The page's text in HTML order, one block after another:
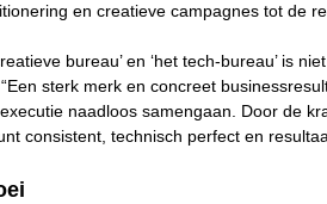
en creatieve campagnes tot de
bureau’ en ‘het tech-bureau’ is
sterk merk en concreet
naadloos samengaan. Door de
consistent, technisch perfect en